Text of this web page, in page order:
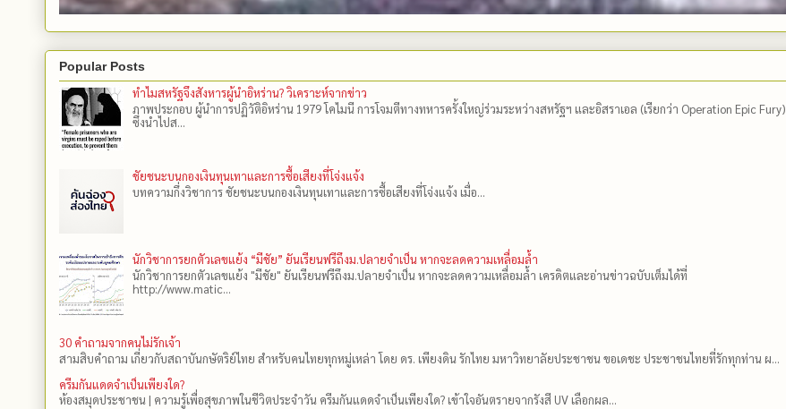
Popular Posts
ทำไมสหรัฐจึงสังหารผู้นำอิหร่าน? วิเคราะห์จากข่าว
ภาพประกอบ ผู้นำการปฏิวัติอิหร่าน 1979 โคไมนี การโจมตีทางทหารครั้งใหญ่ร่วมระหว่างสหรัฐฯ และอิสราเอล (เรียกว่า Operation Epic Fury)
ซึ่งนำไปส...
ชัยชนะบนกองเงินทุนเทาและการซื้อเสียงที่โจ่งแจ้ง
บทความกึ่งวิชาการ ชัยชนะบนกองเงินทุนเทาและการซื้อเสียงที่โจ่งแจ้ง เมื่อ...
นักวิชาการยกตัวเลขแย้ง “มีชัย” ยันเรียนฟรีถึงม.ปลายจำเป็น หากจะลดความเหลื่อมล้ำ
นักวิชาการยกตัวเลขแย้ง "มีชัย" ยันเรียนฟรีถึงม.ปลายจำเป็น หากจะลดความเหลื่อมล้ำ เครดิตและอ่านข่าวฉบับเต็มได้ที่
http://www.matic...
30 คำถามจากคนไม่รักเจ้า
สามสิบคำถาม เกี่ยวกับสถาบันกษัตริย์ไทย สำหรับคนไทยทุกหมู่เหล่า โดย ดร.​ เพียงดิน รักไทย มหาวิทยาลัยประชาชน ขอเดชะ ประชาชนไทยที่รักทุกท่าน ผ...
ครีมกันแดดจำเป็นเพียงใด?
ห้องสมุดประชาชน | ความรู้เพื่อสุขภาพในชีวิตประจำวัน ครีมกันแดดจำเป็นเพียงใด? เข้าใจอันตรายจากรังสี UV เลือกผล...